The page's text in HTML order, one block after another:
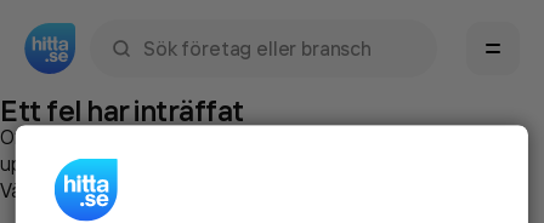
Ett fel har inträffat
Om du vill kan du
uppstod så att vi lättare och snabbare kan avhjälpa det.
Vänligen försök med följande: